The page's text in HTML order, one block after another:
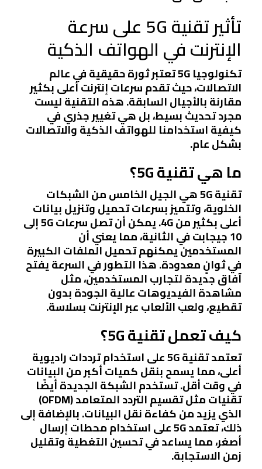
تأثير تقنية 5G على سرعة
الإنترنت في الهواتف الذكية
تكنولوجيا 5G تعتبر ثورة حقيقية في عالم
الاتصالات، حيث تقدم سرعات إنترنت أعلى بكثير
مقارنة بالأجيال السابقة. هذه التقنية ليست
مجرد تحديث بسيط، بل هي تغيير جذري في
كيفية استخدامنا للهواتف الذكية والاتصالات
بشكل عام.
ما هي تقنية 5G؟
تقنية 5G هي الجيل الخامس من الشبكات
الخلوية، وتتميز بسرعات تحميل وتنزيل بيانات
أعلى بكثير من 4G. يمكن أن تصل سرعات 5G إلى
10 جيجابت في الثانية، مما يعني أن
المستخدمين يمكنهم تحميل الملفات الكبيرة
في ثوانٍ معدودة. هذا التطور في السرعة يفتح
آفاق جديدة لتجارب المستخدمين، مثل
مشاهدة الفيديوهات عالية الجودة بدون
تقطيع، ولعب الألعاب عبر الإنترنت بسلاسة.
كيف تعمل تقنية 5G؟
تعتمد تقنية 5G على استخدام ترددات راديوية
أعلى، مما يسمح بنقل كميات أكبر من البيانات
في وقت أقل. تستخدم الشبكة الجديدة أيضًا
تقنيات مثل تقسيم التردد المتعامد (OFDM)
الذي يزيد من كفاءة نقل البيانات. بالإضافة إلى
ذلك، تعتمد 5G على استخدام محطات إرسال
أصغر، مما يساعد في تحسين التغطية وتقليل
زمن الاستجابة.